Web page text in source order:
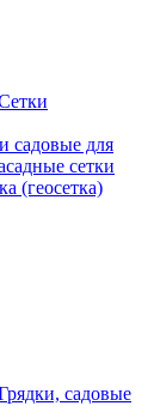
садовые для
сетки
(геосетка)
садовые